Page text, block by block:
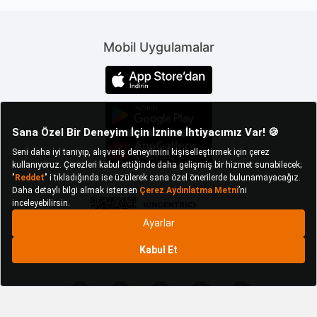
bölgeye uygun bir hacim seçilmelidir. Örneğin banyo
çamaşır sepeti için banyoda ayıracağınız kısım
tuvalet, duşakabin ve lavabo kullanımını
engellemeyecek şekilde yerleştirilmelidir.
Ergonomik Özellikleriyle Avantaj
Sağlayan Çamaşır Sepeti
Modelleri
Çamaşır sepeti seçimi, günlük olarak kullanılan ve
kişiden kişiye göre farklılık gösteren ihtiyaçlara hitap
etmeyi amaçlayan bir ürün söz konusu olduğu için
farklı beklentiler göz önünde bulundurularak en
Mobil Uygulamalar